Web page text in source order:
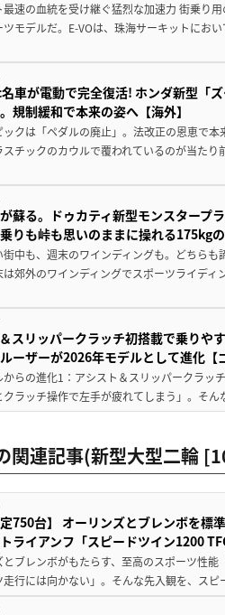
速の血統を受け継ぐ猛烈な加速力 街乗り
モデルだ。E-VOは、珠海サーキットにお
車が電動で完全復活! ホンダ新型「
規制緩和で本来の姿へ【海外】
ックは「ペダルの廃止」。法改正の恩恵で
スチックのカウルで覆われているのが当た
蘇る。ドゥカティ新型モンスタープ
りも峠も思いのままに操れる175kg
中も、週末のワインディングも。どちら
郊外のワインディングでスポーツライデ
スリッパークラッチ初搭載で乗りや
ーザーが2026年モデルとして進化【
からの進化1：アシスト＆スリッパークラッ
クラッチ操作で左手が疲れてしまう」。そ
関連記事(新型大型二輪
定750台】 オーリンズとブレンボを
ライアンフ「スピードツイン1200
とブレンボがもたらす、至高のスポーツ性
走行には向かない」。そんな先入観を、ス